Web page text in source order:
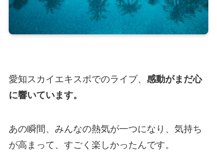
愛知スカイエキスポでのライブ、 感動がまだ心
に響いています。
あの瞬間、みんなの熱気が一つになり、気持ち
が高まって、すごく楽しかったんです。